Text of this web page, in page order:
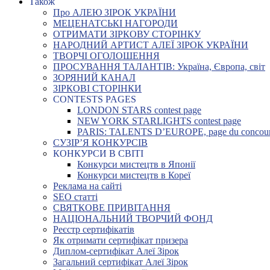
Про АЛЕЮ ЗІРОК УКРАЇНИ
МЕЦЕНАТСЬКІ НАГОРОДИ
ОТРИМАТИ ЗІРКОВУ СТОРІНКУ
НАРОДНИЙ АРТИСТ АЛЕЇ ЗІРОК УКРАЇНИ
ТВОРЧІ ОГОЛОШЕННЯ
ПРОСУВАННЯ ТАЛАНТІВ: Україна, Європа, світ
ЗОРЯНИЙ КАНАЛ
ЗІРКОВІ СТОРІНКИ
CONTESTS PAGES
LONDON STARS contest page
NEW YORK STARLIGHTS contest page
PARIS: TALENTS D’EUROPE, page du
СУЗІР’Я КОНКУРСІВ
КОНКУРСИ В СВІТІ
Конкурси мистецтв в Японії
Конкурси мистецтв в Кореї
Реклама на сайті
SEO статті
СВЯТКОВЕ ПРИВІТАННЯ
НАЦІОНАЛЬНИЙ ТВОРЧИЙ ФОНД
Реєстр сертифікатів
Як отримати сертифікат призера
Диплом-сертифікат Алеї Зірок
Загальний сертифікат Алеї Зірок